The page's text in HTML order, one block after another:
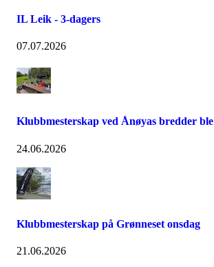
IL Leik - 3-dagers
07.07.2026
Klubbmesterskap ved Ånøyas bredder
24.06.2026
Klubbmesterskap på Grønneset onsdag
21.06.2026